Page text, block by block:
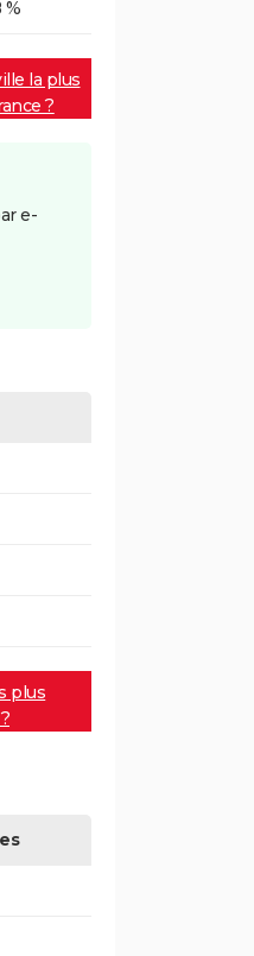
%
la plus
?
e-
plus